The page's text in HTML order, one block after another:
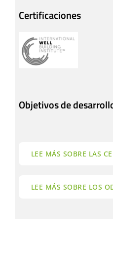
Certificaciones
Objetivos de
LEE MÁS SOBRE LAS
LEE MÁS SOBRE LOS